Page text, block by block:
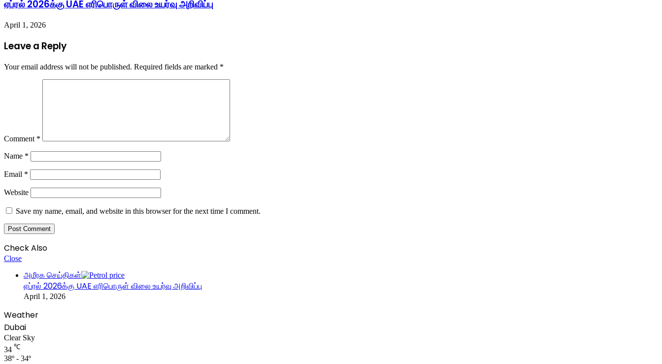
ஏப்ரல் 2026க்கு UAE எரிபொருள் விலை உயர்வு அறிவிப்பு
April 1, 2026
Leave a Reply
Your email address will not be published. Required fields are marked *
Comment *
Name *
Email *
Website
Save my name, email, and website in this browser for the next time I comment.
Check Also
Close
அமீரக செய்திகள்
ஏப்ரல் 2026க்கு UAE எரிபொருள் விலை உயர்வு அறிவிப்பு
April 1, 2026
Weather
Dubai
Clear Sky
34 ℃
38º - 34º